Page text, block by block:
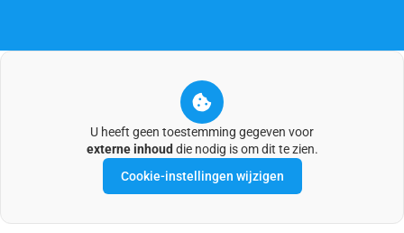
U heeft geen toestemming gegeven voor
externe inhoud die nodig is om dit te zien.
Cookie-instellingen wijzigen